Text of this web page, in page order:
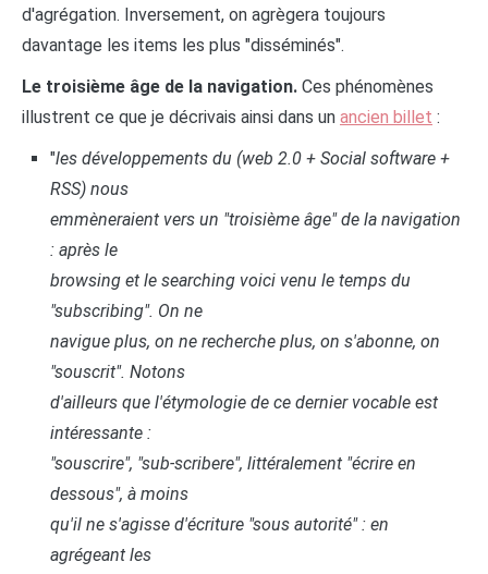
d'agrégation. Inversement, on agrègera toujours
davantage les items les plus "disséminés".
Le troisième âge de la navigation. Ces phénomènes
illustrent ce que je décrivais ainsi dans un ancien billet :
"les développements du (web 2.0 + Social software +
RSS) nous
emmèneraient vers un "troisième âge" de la navigation
: après le
browsing et le searching voici venu le temps du
"subscribing". On ne
navigue plus, on ne recherche plus, on s'abonne, on
"souscrit". Notons
d'ailleurs que l'étymologie de ce dernier vocable est
intéressante :
"souscrire", "sub-scribere", littéralement "écrire en
dessous", à moins
qu'il ne s'agisse d'écriture "sous autorité" : en
agrégeant les